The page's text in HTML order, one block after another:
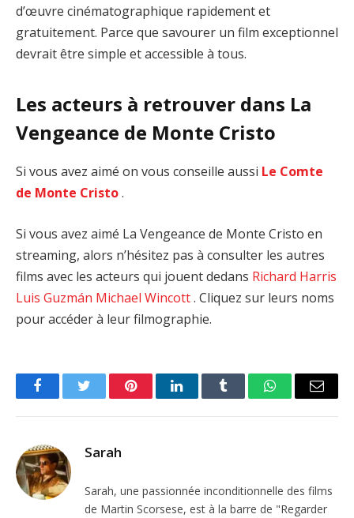
d’œuvre cinématographique rapidement et
gratuitement. Parce que savourer un film exceptionnel
devrait être simple et accessible à tous.
Les acteurs à retrouver dans La
Vengeance de Monte Cristo
Si vous avez aimé on vous conseille aussi Le Comte
de Monte Cristo.
Si vous avez aimé La Vengeance de Monte Cristo en
streaming, alors n’hésitez pas à consulter les autres
films avec les acteurs qui jouent dedans Richard Harris
Luis Guzmán Michael Wincott. Cliquez sur leurs noms
pour accéder à leur filmographie.
FacebookTwitter PinterestLinkedInTumblr WhatsAppEmail
Sarah
Sarah, une passionnée inconditionnelle des films
de Martin Scorsese, est à la barre de "Regarder